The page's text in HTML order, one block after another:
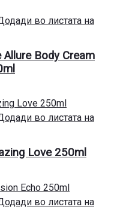
во листата на
Body Cream
во листата на
Love 250ml
во листата на